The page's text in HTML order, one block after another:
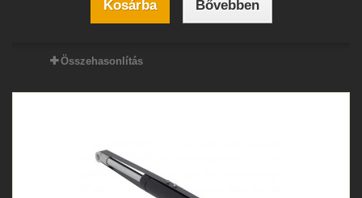
Kosárba Bővebben
Összehasonlítás